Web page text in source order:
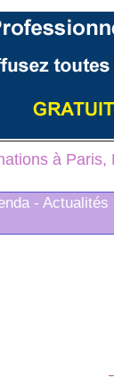
à Paris,
- Actualités